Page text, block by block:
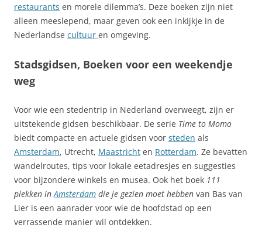
restaurants en morele dilemma’s. Deze boeken zijn niet
alleen meeslepend, maar geven ook een inkijkje in de
Nederlandse cultuur en omgeving.
Stadsgidsen, Boeken voor een weekendje
weg
Voor wie een stedentrip in Nederland overweegt, zijn er
uitstekende gidsen beschikbaar. De serie Time to Momo
biedt compacte en actuele gidsen voor steden als
Amsterdam, Utrecht, Maastricht en Rotterdam. Ze bevatten
wandelroutes, tips voor lokale eetadresjes en suggesties
voor bijzondere winkels en musea. Ook het boek 111
plekken inAmsterdam die je gezien moet hebben van Bas van
Lier is een aanrader voor wie de hoofdstad op een
verrassende manier wil ontdekken.